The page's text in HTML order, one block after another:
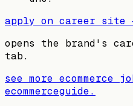
apply on career site
opens the brand's
tab.
see more ecommerce
ecommerceguide.